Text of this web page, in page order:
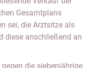
Gesamtplans
sei, die Arztsitze als
diese anschließend an
die siebenjährige